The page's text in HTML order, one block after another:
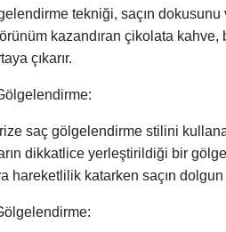
tekniği, saçın
kazandıran çikolata kahve,
çıkarır.
saç gölgelendirme stilini
dikkatlice yerleştirildiği bir
hareketlilik katarken saçın